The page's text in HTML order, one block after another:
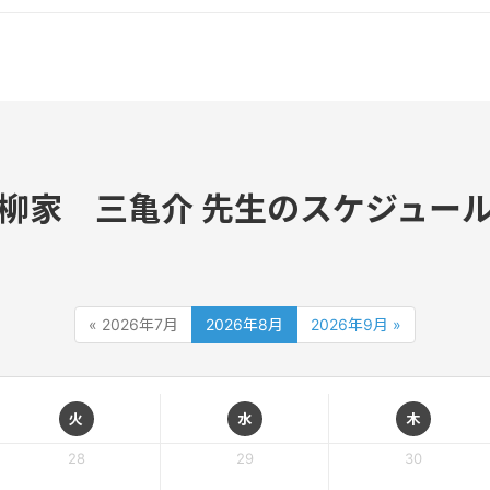
家 三亀介 先生のスケジュー
« 2026年7月 2026年8月 2026年9月 »
火 水 木
28 29 30